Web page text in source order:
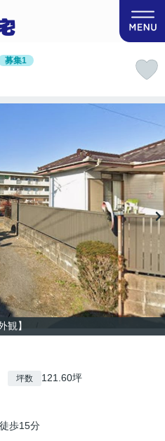
募集1
観】
坪数 121.60坪
歩15分